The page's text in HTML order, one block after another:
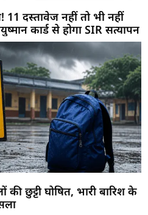
दस्तावेज नहीं तो भी नहीं
कार्ड से होगा SIR सत्यापन
छुट्टी घोषित, भारी बारिश के